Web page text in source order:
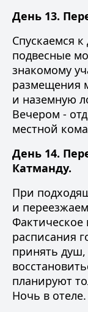
День 13.
Спускаемся
подвесные
знакомому
размещения
и наземную
Вечером -
местной
День 14.
Катманду.
При
и
Фактическое
расписания
принять
планируют
Ночь в отеле.